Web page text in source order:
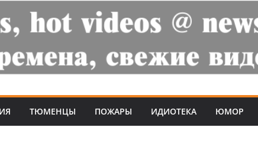
ТЮМЕНЦЫ ПОЖАРЫ ИДИОТЕКА ЮМОР